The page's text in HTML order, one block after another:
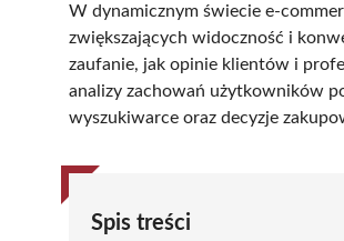
W dynamicznym świecie e-
zwiększających widoczność i
zaufanie, jak opinie klientów i
analizy zachowań użytkowników
wyszukiwarce oraz decyzje
Spis treści